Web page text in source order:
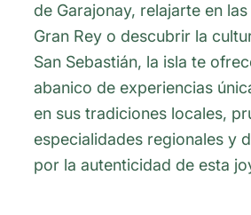
de Garajonay, relajarte en
Gran Rey o descubrir la
San Sebastián, la isla te
abanico de experiencias
en sus tradiciones locales,
especialidades regionales y
por la autenticidad de esta